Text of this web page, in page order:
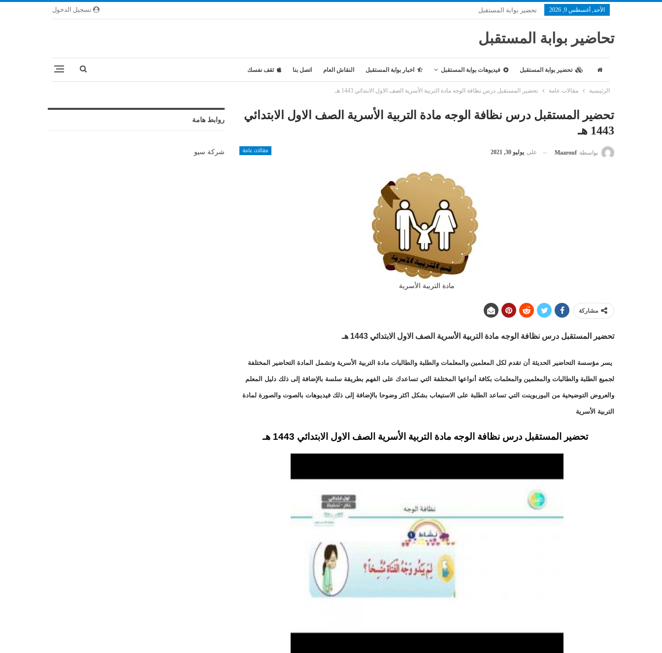
تسجيل الدخول الأحد, أغسطس 9, 2026 تحضير بوابة المستقبل
تحاضير بوابة المستقبل
تحضير بوابة المستقبل فيديوهات بوابة المستقبل اخبار بوابة المستقبل النقاش العام اتصل بنا ثقف نفسك
الرئيسية مقالات عامة تحضير المستقبل درس نظافة الوجه مادة التربية الأسرية الصف الاول الابتدائي 1443 هـ
تحضير المستقبل درس نظافة الوجه مادة التربية الأسرية الصف الاول الابتدائي
1443 هـ
مقالات عامة بواسطة Maarouf على يوليو 30, 2021
مادة التربية الأسرية
مشاركة
تحضير المستقبل درس نظافة الوجه مادة التربية الأسرية الصف الاول الابتدائي 1443 هـ
يسر مؤسسة التحاضير الحديثة أن تقدم لكل المعلمين والمعلمات والطلبة والطالبات مادة التربية الأسرية وتشمل المادة التحاضير المختلفة
لجميع الطلبة والطالبات والمعلمين والمعلمات بكافة أنواعها المختلفة التي تساعدك على الفهم بطريقة سلسة بالإضافة إلى ذلك دليل المعلم
والعروض التوضيحية من البوربوينت التي تساعد الطلبة على الاستيعاب بشكل اكثر وضوحا بالإضافة إلى ذلك فيديوهات بالصوت والصورة لمادة
التربية الأسرية
تحضير المستقبل درس نظافة الوجه مادة التربية الأسرية الصف الاول الابتدائي 1443 هـ
روابط هامة
شركة سيو